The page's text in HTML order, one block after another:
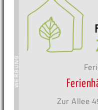
Zur Allee